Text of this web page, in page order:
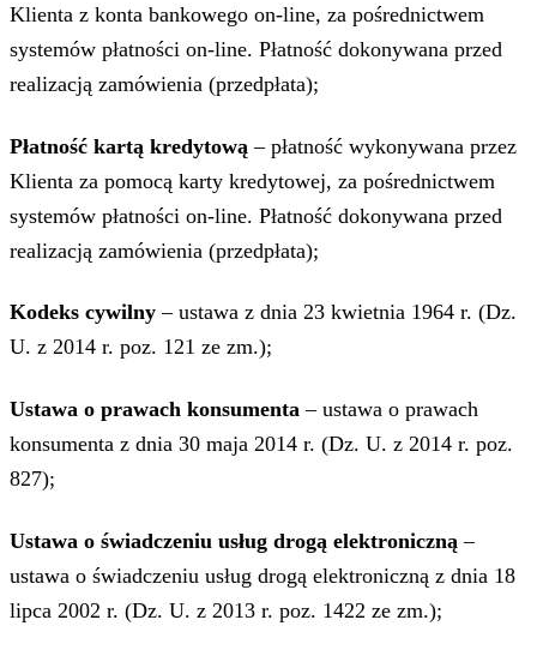
Klienta z konta bankowego on-line, za pośrednictwem
systemów płatności on-line. Płatność dokonywana przed
realizacją zamówienia (przedpłata);
Płatność kartą kredytową – płatność wykonywana przez
Klienta za pomocą karty kredytowej, za pośrednictwem
systemów płatności on-line. Płatność dokonywana przed
realizacją zamówienia (przedpłata);
Kodeks cywilny – ustawa z dnia 23 kwietnia 1964 r. (Dz.
U. z 2014 r. poz. 121 ze zm.);
Ustawa o prawach konsumenta – ustawa o prawach
konsumenta z dnia 30 maja 2014 r. (Dz. U. z 2014 r. poz.
827);
Ustawa o świadczeniu usług drogą elektroniczną –
ustawa o świadczeniu usług drogą elektroniczną z dnia 18
lipca 2002 r. (Dz. U. z 2013 r. poz. 1422 ze zm.);